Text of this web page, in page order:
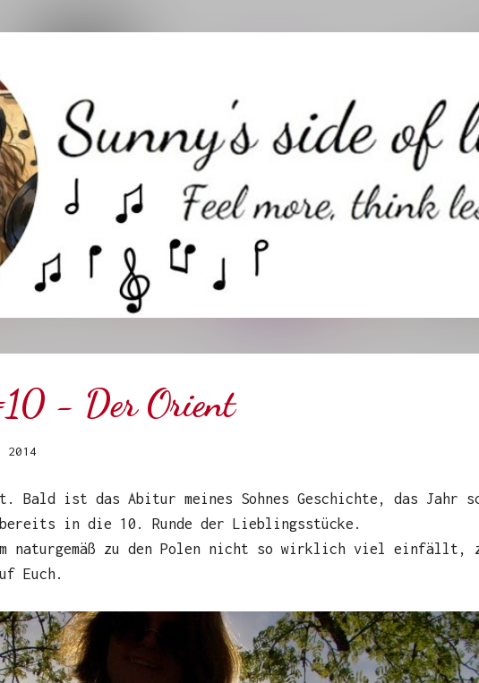
- Der Orient
2014
Bald ist das Abitur meines Sohnes Geschichte, das Jahr
bereits in die 10. Runde der Lieblingsstücke.
naturgemäß zu den Polen nicht so wirklich viel einfällt,
Euch.